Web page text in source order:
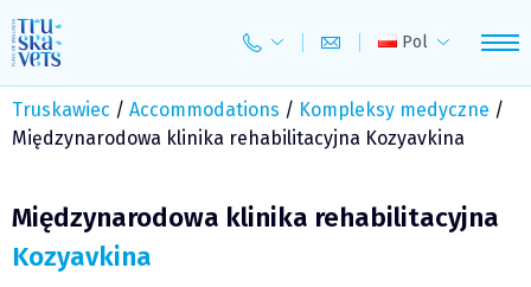
to
content
Pol
Truskawiec / Accommodations / Kompleksy medyczne /
Międzynarodowa klinika rehabilitacyjna Kozyavkina
Międzynarodowa klinika rehabilitacyjna
Kozyavkina